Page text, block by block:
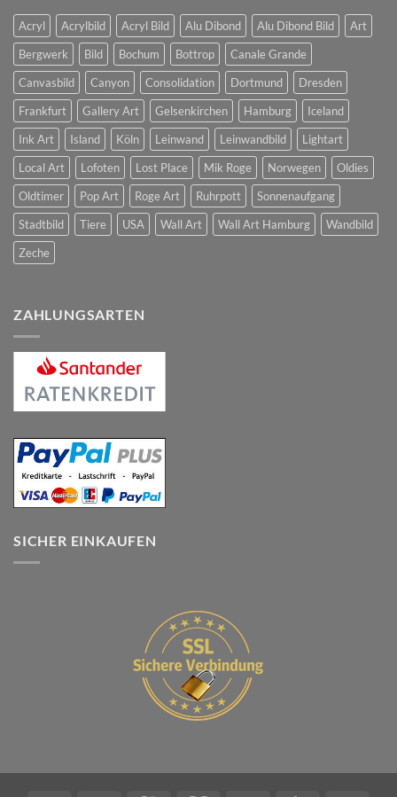
Acryl Acrylbild Acryl Bild Alu Dibond Alu Dibond Bild
Art
Bergwerk
Bild Bochum Bottrop
Canale Grande
Canvasbild
Canyon Consolidation Dortmund
Dresden
Frankfurt
Gallery Art Gelsenkirchen Hamburg
Iceland
Ink Art
Island Köln Leinwand Leinwandbild
Lightart
Local Art
Lofoten Lost Place Mik Roge Norwegen
Oldies
Oldtimer
Pop Art Roge Art Ruhrpott
Sonnenaufgang
Stadtbild
Tiere USA Wall Art Wall Art Hamburg
Wandbild
Zeche
ZAHLUNGSARTEN
SICHER EINKAUFEN